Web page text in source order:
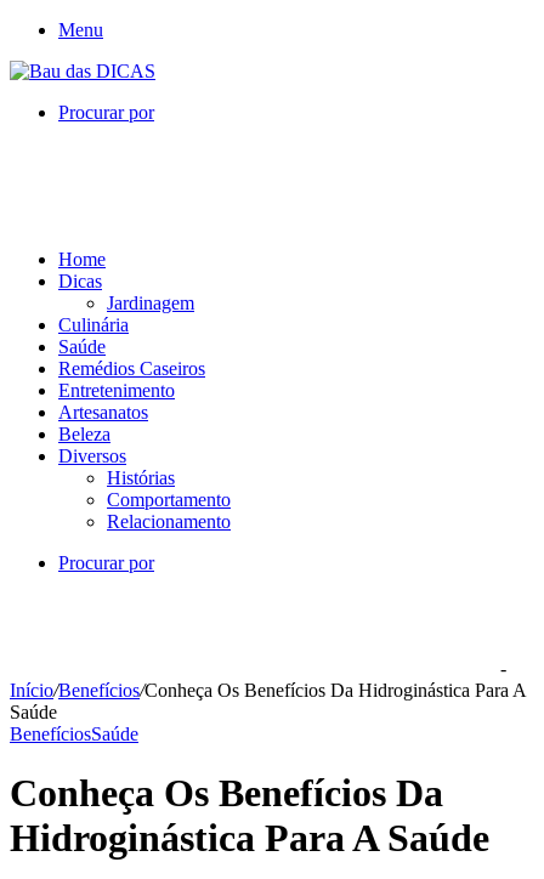
Menu
Procurar por
Home
Dicas
Jardinagem
Culinária
Saúde
Remédios Caseiros
Entretenimento
Artesanatos
Beleza
Diversos
Histórias
Comportamento
Relacionamento
Procurar por
-
Início/Benefícios/Conheça Os Benefícios Da Hidroginástica Para A
Saúde
BenefíciosSaúde
Conheça Os Benefícios Da
Hidroginástica Para A Saúde